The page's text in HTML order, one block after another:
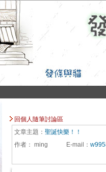
回個人隨筆討論區
文章主題： 聖誕快樂！！
作者： ming E-mail ：